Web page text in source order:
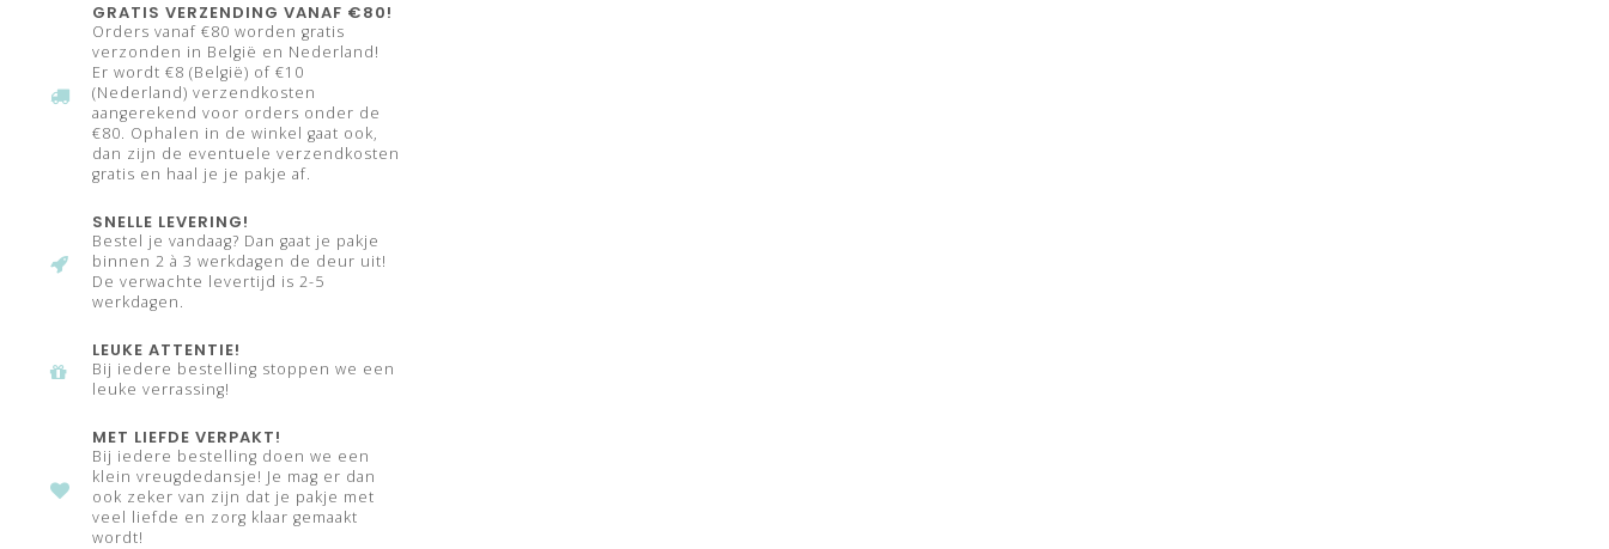
GRATIS VERZENDING VANAF €80!
Orders vanaf €80 worden gratis
verzonden in België en Nederland!
Er wordt €8 (België) of €10
(Nederland) verzendkosten
aangerekend voor orders onder de
€80. Ophalen in de winkel gaat ook,
dan zijn de eventuele verzendkosten
gratis en haal je je pakje af.
SNELLE LEVERING!
Bestel je vandaag? Dan gaat je pakje
binnen 2 à 3 werkdagen de deur uit!
De verwachte levertijd is 2-5
werkdagen.
LEUKE ATTENTIE!
Bij iedere bestelling stoppen we een
leuke verrassing!
MET LIEFDE VERPAKT!
Bij iedere bestelling doen we een
klein vreugdedansje! Je mag er dan
ook zeker van zijn dat je pakje met
veel liefde en zorg klaar gemaakt
wordt!